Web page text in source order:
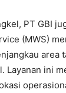
PT GBI
(MWS)
area
Layanan ini